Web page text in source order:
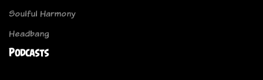
Soulful Harmony
Headbang
Podcasts